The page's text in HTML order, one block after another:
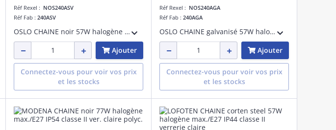
Réf Rexel : NOS240ASV
Réf Fab : 240ASV
OSLO CHAINE noir 57W halogène max./E27 IP55 classe II verrerie claire polycarbonate
Ajouter
Connectez-vous pour voir vos prix
et les stocks
Réf Rexel : NOS240AGA
Réf Fab : 240AGA
OSLO CHAINE galvanisé 57W halogène max./E27 IP55 classe II verrerie claire polycarbonate
Ajouter
Connectez-vous pour voir vos prix
et les stocks